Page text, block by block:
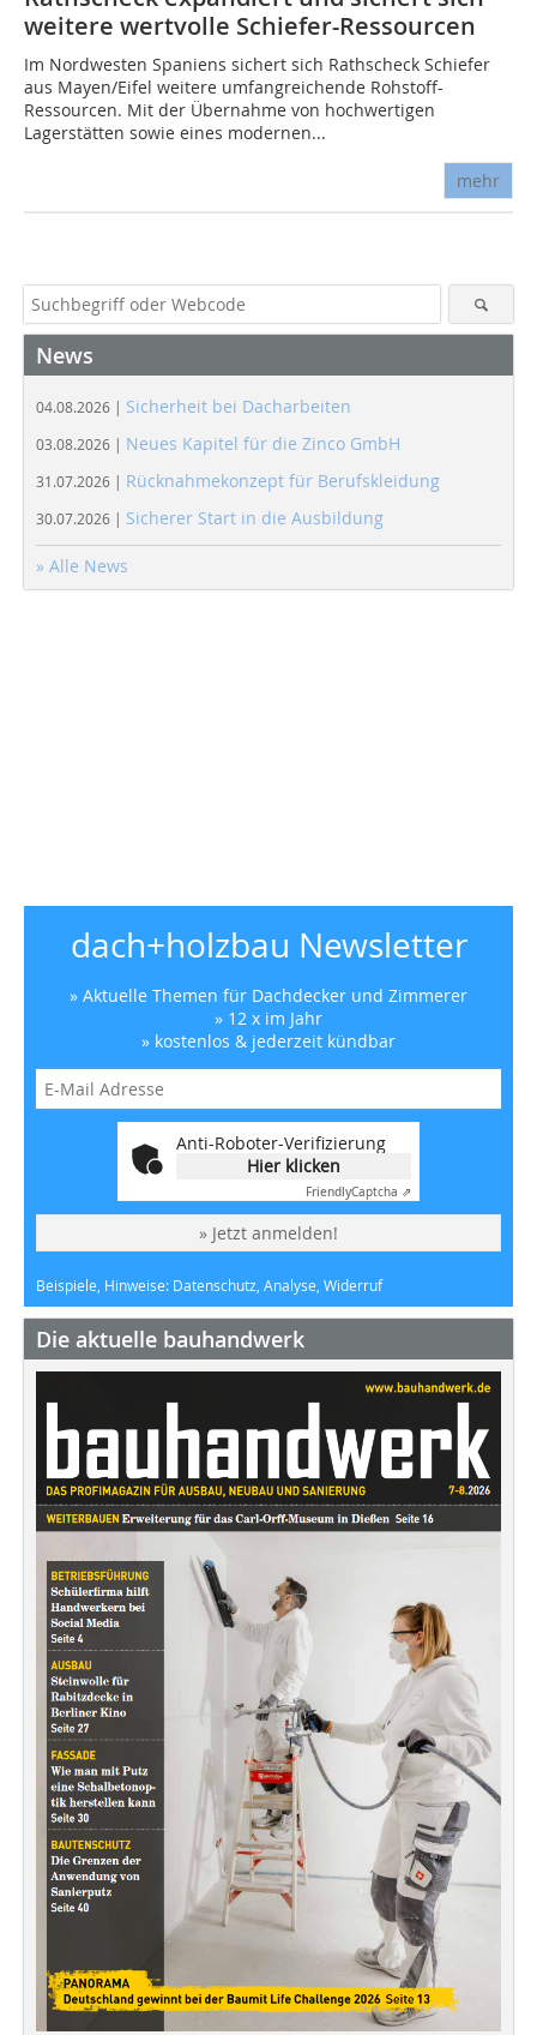
weitere wertvolle Schiefer-Ressourcen
Im Nordwesten Spaniens sichert sich Rathscheck Schiefer
aus Mayen/Eifel weitere umfangreichende Rohstoff-
Ressourcen. Mit der Übernahme von hochwertigen
Lagerstätten sowie eines modernen...
mehr
News
04.08.2026 | Sicherheit bei Dacharbeiten
03.08.2026 | Neues Kapitel für die Zinco GmbH
31.07.2026 | Rücknahmekonzept für Berufskleidung
30.07.2026 | Sicherer Start in die Ausbildung
» Alle News
dach+holzbau Newsletter
» Aktuelle Themen für Dachdecker und Zimmerer
» 12 x im Jahr
» kostenlos & jederzeit kündbar
Anti-Roboter-Verifizierung
Hier klicken
FriendlyCaptcha ⇗
» Jetzt anmelden!
Beispiele, Hinweise: Datenschutz, Analyse, Widerruf
Die aktuelle bauhandwerk